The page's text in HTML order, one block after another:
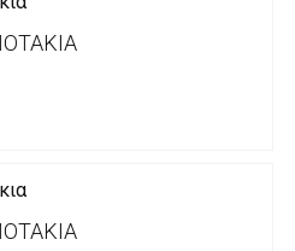
ο χρήστης μέσω
lablanca.gr
Παραγγελιών: